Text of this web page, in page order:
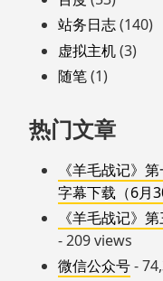
站务日志(140)
虚拟主机(3)
随笔(1)
热门文章
《羊毛战记》
字幕下载（6月
《羊毛战记》
- 209 views
微信公众号-